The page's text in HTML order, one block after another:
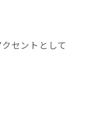
セントとして